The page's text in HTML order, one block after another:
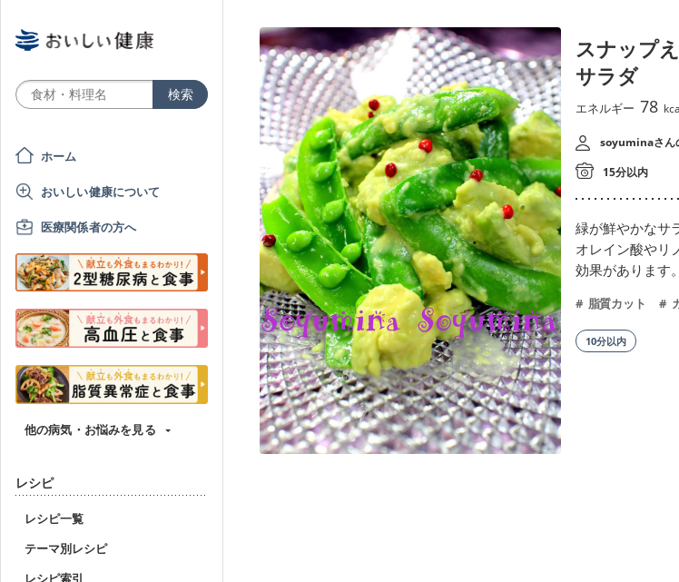
ホーム
おいしい健康について
医療関係者の方へ
他の病気・お悩みを見る
レシピ
レシピ一覧
テーマ別レシピ
レシピ索引
スナップ
サラダ
エネルギー 78
soyuminaさん
15分以内
緑が鮮やかなサ
オレイン酸やリ
効果があります。
脂質カット
10分以内